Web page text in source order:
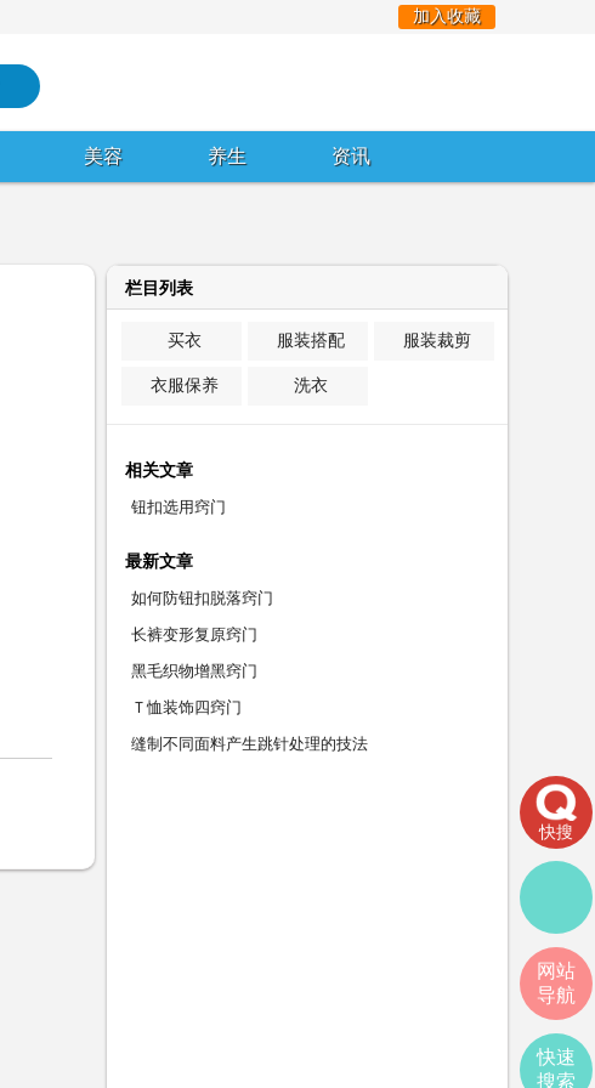
加入收藏
美容 养生 资讯
栏目列表
买衣 服装搭配 服装裁剪
衣服保养 洗衣
相关文章
钮扣选用窍门
最新文章
如何防钮扣脱落窍门
长裤变形复原窍门
黑毛织物增黑窍门
Ｔ恤装饰四窍门
缝制不同面料产生跳针处理的技法
快搜
网站
导航
快速
搜索